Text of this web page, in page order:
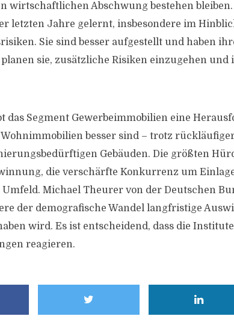
wirtschaftlichen Abschwung bestehen bleiben.
letzten Jahre gelernt, insbesondere im
Sie sind besser aufgestellt und haben
sie, zusätzliche Risiken einzugehen und
das Segment Gewerbeimmobilien eine
besser sind – trotz
Gebäuden. Die größten
die verschärfte Konkurrenz um
Michael Theurer von der Deutschen
der demografische Wandel langfristige
wird. Es ist entscheidend, dass die
reagieren.